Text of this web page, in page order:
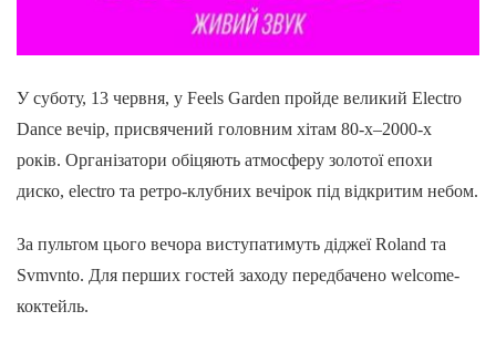
У суботу, 13 червня, у Feels Garden пройде великий Electro
Dance вечір, присвячений головним хітам 80-х–2000-х
років. Організатори обіцяють атмосферу золотої епохи
диско, electro та ретро-клубних вечірок під відкритим небом.
За пультом цього вечора виступатимуть діджеї Roland та
Svmvnto. Для перших гостей заходу передбачено welcome-
коктейль.